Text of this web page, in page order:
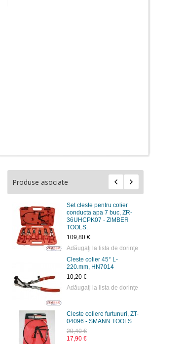
Produse asociate
Set cleste pentru colier
conducta apa 7 buc, ZR-
36UHCPK07 - ZIMBER
TOOLS.
109,80 €
Adăugaţi la lista de dorinţe
Cleste colier 45° L-
220.mm, HN7014
10,20 €
Adăugaţi la lista de dorinţe
Cleste coliere furtunuri, ZT-
04096 - SMANN TOOLS
20,40 €
17,90 €